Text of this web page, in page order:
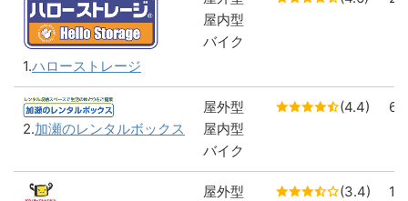
1.ハローストレージ
屋内型
バイク
2.加瀬のレンタルボックス
屋外型
屋内型
バイク
(4.4) 6
屋外型 (3.4) 1